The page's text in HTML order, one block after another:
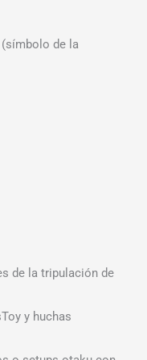
de la
de la tripulación de
y huchas